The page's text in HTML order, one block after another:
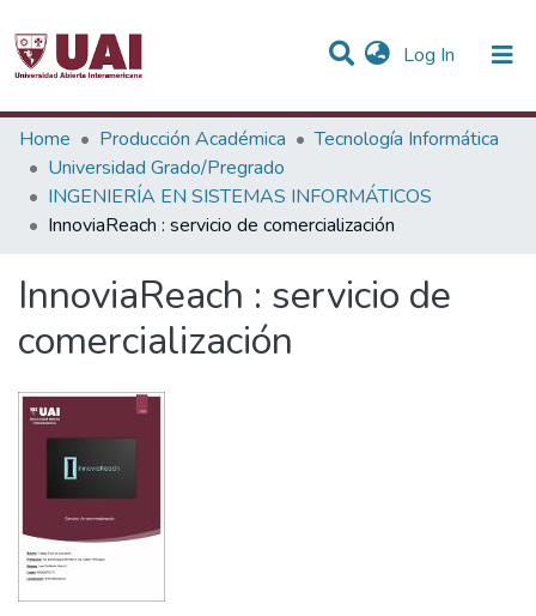
Log In (current)
Statistics
Communities & Collections
All of DSpace
Home Producción Académica
Tecnología Informática
Universidad Grado/Pregrado
INGENIERÍA EN SISTEMAS INFORMÁTICOS
InnoviaReach : servicio de comercialización
InnoviaReach : servicio de
comercialización